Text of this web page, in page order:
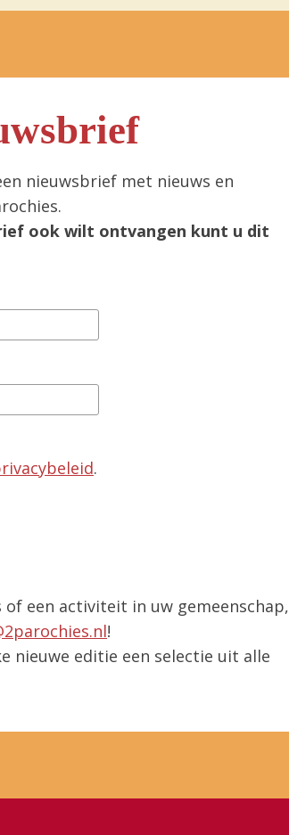
nieuwsbrief met nieuws en
ook wilt ontvangen kunt u dit
.
een activiteit in uw gemeenschap,
!
nieuwe editie een selectie uit alle